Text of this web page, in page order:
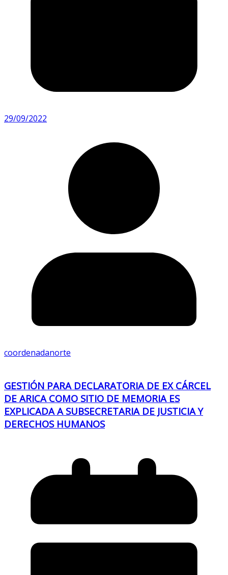
29/09/2022
coordenadanorte
GESTIÓN PARA DECLARATORIA DE EX CÁRCEL
DE ARICA COMO SITIO DE MEMORIA ES
EXPLICADA A SUBSECRETARIA DE JUSTICIA Y
DERECHOS HUMANOS